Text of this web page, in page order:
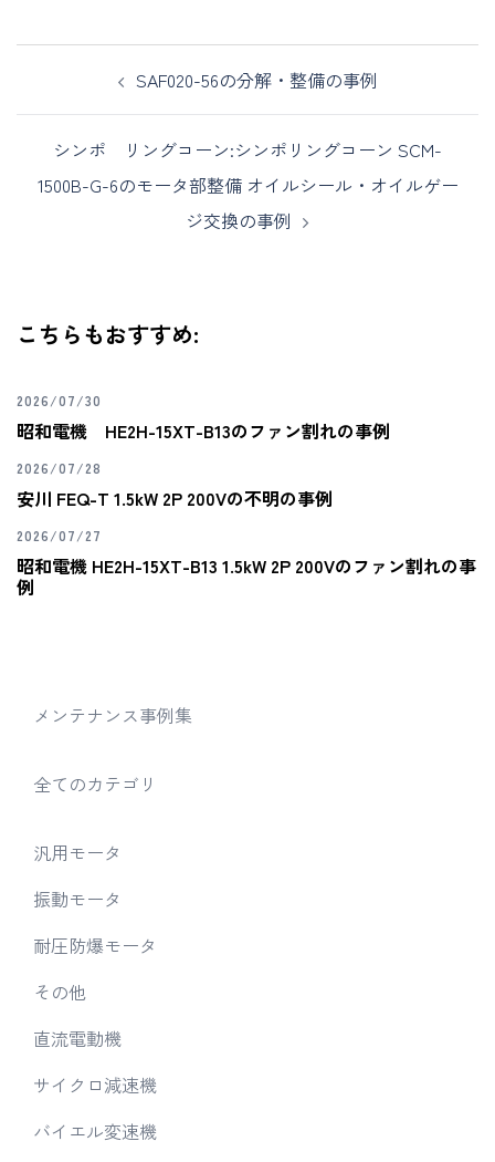
SAF020-56の分解・整備の事例
シンポ リングコーン:シンポリングコーン SCM-
1500B-G-6のモータ部整備 オイルシール・オイルゲー
ジ交換の事例
こちらもおすすめ:
2026/07/30
昭和電機 HE2H-15XT-B13のファン割れの事例
2026/07/28
安川 FEQ-T 1.5kW 2P 200Vの不明の事例
2026/07/27
昭和電機 HE2H-15XT-B13 1.5kW 2P 200Vのファン割れの事
例
メンテナンス事例集
全てのカテゴリ
汎用モータ
振動モータ
耐圧防爆モータ
その他
直流電動機
サイクロ減速機
バイエル変速機